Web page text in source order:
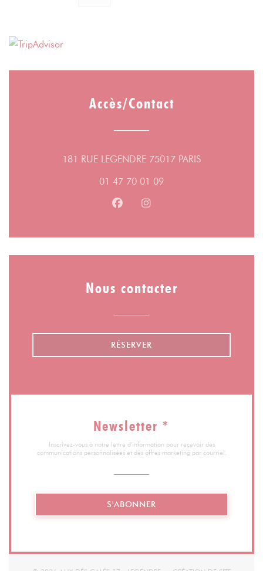
Accès/Contact
181 RUE LEGENDRE 75017 PARIS((ouvre une
01 47 70 01 09
Facebook ((ouvre une nouvelle
Instagram ((ouvre une
Nous contacter
RÉSERVER
Newsletter *
Inscrivez-vous à notre lettre d'information pour recevoir des
communications personnalisées et des offres marketing par courriel.
S'ABONNER